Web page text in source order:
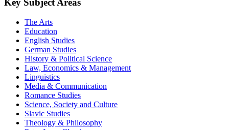
Key Subject Areas
The Arts
Education
English Studies
German Studies
History & Political Science
Law, Economics & Management
Linguistics
Media & Communication
Romance Studies
Science, Society and Culture
Slavic Studies
Theology & Philosophy